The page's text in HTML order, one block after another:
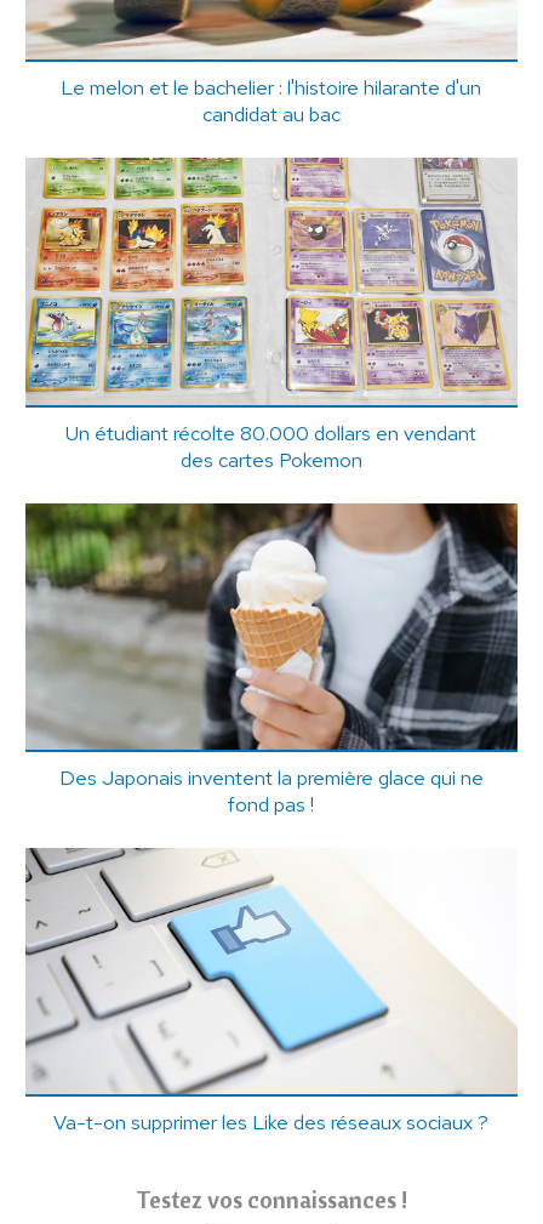
Le melon et le bachelier : l'histoire hilarante d'un
candidat au bac
Un étudiant récolte 80.000 dollars en vendant
des cartes Pokemon
Des Japonais inventent la première glace qui ne
fond pas !
Va-t-on supprimer les Like des réseaux sociaux ?
Testez vos connaissances !